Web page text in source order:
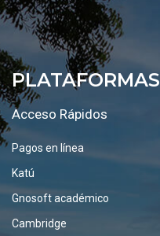
PLATAFORMAS
Acceso Rápidos
Pagos en línea
Katú
Gnosoft académico
Cambridge